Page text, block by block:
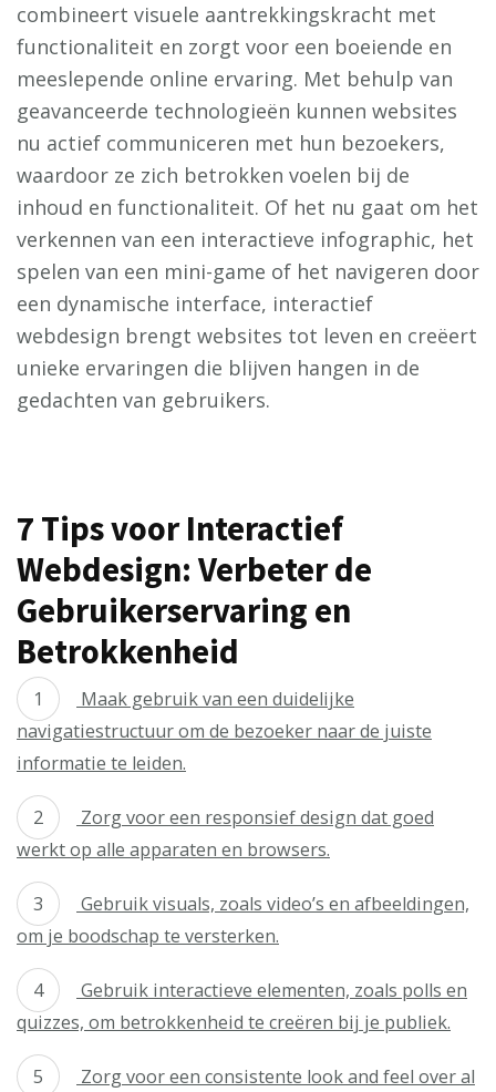
combineert visuele aantrekkingskracht met
functionaliteit en zorgt voor een boeiende en
meeslepende online ervaring. Met behulp van
geavanceerde technologieën kunnen websites
nu actief communiceren met hun bezoekers,
waardoor ze zich betrokken voelen bij de
inhoud en functionaliteit. Of het nu gaat om het
verkennen van een interactieve infographic, het
spelen van een mini-game of het navigeren door
een dynamische interface, interactief
webdesign brengt websites tot leven en creëert
unieke ervaringen die blijven hangen in de
gedachten van gebruikers.
7 Tips voor Interactief
Webdesign: Verbeter de
Gebruikerservaring en
Betrokkenheid
Maak gebruik van een duidelijke
navigatiestructuur om de bezoeker naar de juiste
informatie te leiden.
Zorg voor een responsief design dat goed
werkt op alle apparaten en browsers.
Gebruik visuals, zoals video’s en afbeeldingen,
om je boodschap te versterken.
Gebruik interactieve elementen, zoals polls en
quizzes, om betrokkenheid te creëren bij je publiek.
Zorg voor een consistente look and feel over al